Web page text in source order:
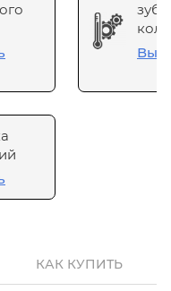
КАК КУПИТЬ